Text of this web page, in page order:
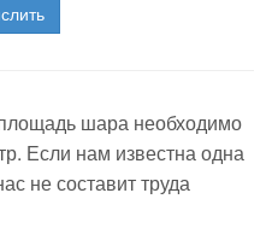
шара необходимо
Если нам известна одна
не составит труда